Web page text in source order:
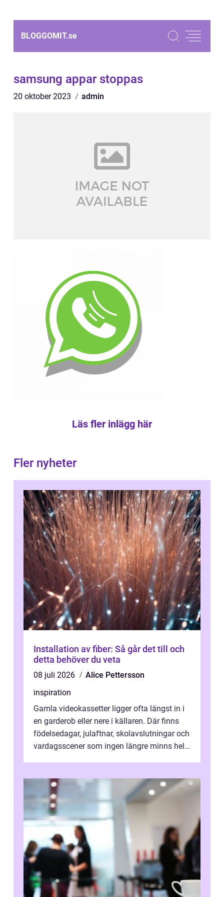
BLOGGOMIT.se
samsung appar stoppas
20 oktober 2023 admin
Läs fler inlägg här
Fler nyheter
Installation av fiber: Så går det till och
detta behöver du veta
08 juli 2026
Alice Pettersson
inspiration
Gamla videokassetter ligger ofta längst in i
en garderob eller nere i källaren. Där finns
födelsedagar, julaftnar, skolavslutningar och
vardagsscener som ingen längre minns helt.